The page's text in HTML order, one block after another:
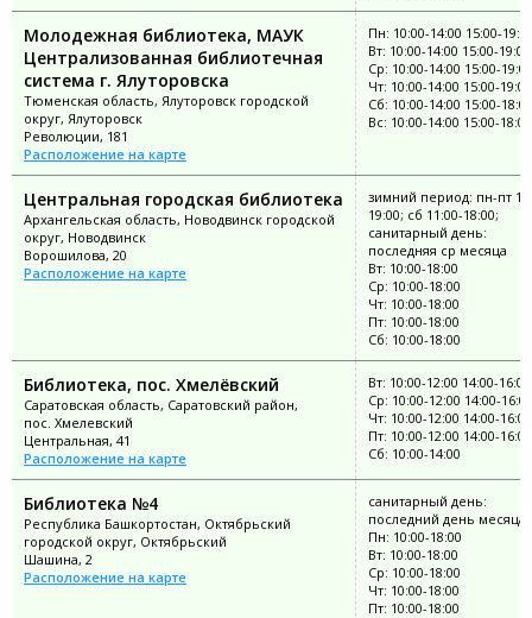
Молодежная библиотека, МАУК
Централизованная библиотечная
система г. Ялуторовска
Тюменская область, Ялуторовск городской
округ, Ялуторовск
Революции, 181
Расположение на карте
Пн: 10:00-14:00 15:00-
Вт: 10:00-14:00 15:00-19:00
Ср: 10:00-14:00 15:00-19:00
Чт: 10:00-14:00 15:00-19:00
Сб: 10:00-14:00 15:00-18:00
Вс: 10:00-14:00 15:00-18:00
Центральная городская библиотека
Архангельская область, Новодвинск городской
округ, Новодвинск
Ворошилова, 20
Расположение на карте
зимний период: пн-пт
19:00; сб 11:00-18:00;
санитарный день:
последняя ср месяца
Вт: 10:00-18:00
Ср: 10:00-18:00
Чт: 10:00-18:00
Пт: 10:00-18:00
Сб: 10:00-18:00
Библиотека, пос. Хмелёвский
Саратовская область, Саратовский район,
пос. Хмелевский
Центральная, 41
Расположение на карте
Вт: 10:00-12:00 14:00-16:00
Ср: 10:00-12:00 14:00-16:00
Чт: 10:00-12:00 14:00-16:00
Пт: 10:00-12:00 14:00-16:00
Сб: 10:00-14:00
Библиотека №4
Республика Башкортостан, Октябрьский
городской округ, Октябрьский
Шашина, 2
Расположение на карте
санитарный день:
последний день месяца
Пн: 10:00-18:00
Вт: 10:00-18:00
Ср: 10:00-18:00
Чт: 10:00-18:00
Пт: 10:00-18:00